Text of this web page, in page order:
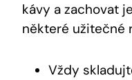
kávy a zachovat
některé užitečné
Vždy